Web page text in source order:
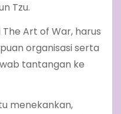
Tzu.
The Art of War, harus
organisasi serta
tantangan ke
menekankan,